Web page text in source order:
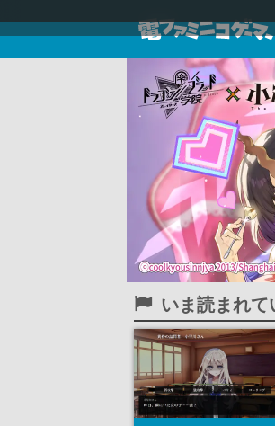
いま読まれ